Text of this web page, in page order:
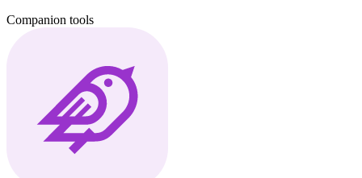
Companion tools